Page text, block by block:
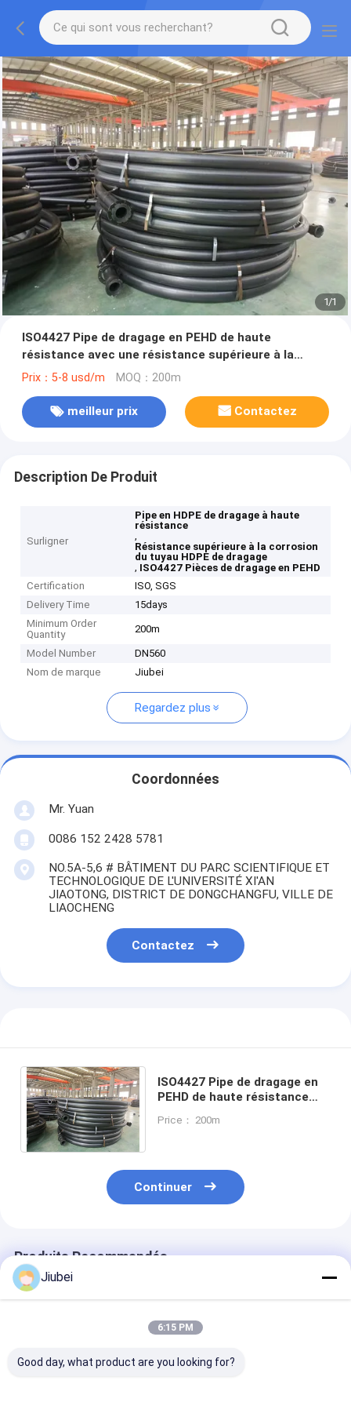
1/1
ISO4427 Pipe de dragage en PEHD de haute
résistance avec une résistance supérieure à la
corrosion
Prix：5-8 usd/m MOQ：200m
meilleur prix Contactez
Description De Produit
Surligner
Pipe en HDPE de dragage à haute
résistance
,
Résistance supérieure à la corrosion
du tuyau HDPE de dragage
, ISO4427 Pièces de dragage en PEHD
Certification
ISO, SGS
Delivery Time
15days
Minimum Order
Quantity
200m
Model Number
DN560
Nom de marque
Jiubei
Regardez plus
Coordonnées
Mr. Yuan
0086 152 2428 5781
NO.5A-5,6 # BÂTIMENT DU PARC SCIENTIFIQUE ET
TECHNOLOGIQUE DE L'UNIVERSITÉ XI'AN
JIAOTONG, DISTRICT DE DONGCHANGFU, VILLE DE
LIAOCHENG
Contactez
ISO4427 Pipe de dragage en
PEHD de haute résistance
supérieure à la corrosion
Price： 200m
Continuer
Produits Recommandés
Jiubei
6:15 PM
Good day, what product are you looking for?